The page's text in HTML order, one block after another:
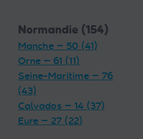
Normandie (154)
Manche — 50 (41)
Orne — 61 (11)
Seine-Maritime — 76
(43)
Calvados — 14 (37)
Eure — 27 (22)